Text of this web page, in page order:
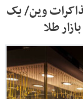
وین/ یک
طلا